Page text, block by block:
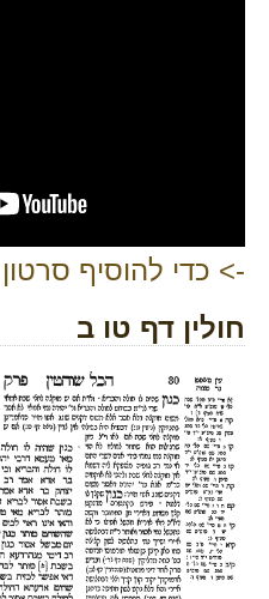
-> כדי להוסיף
חולין דף טו ב